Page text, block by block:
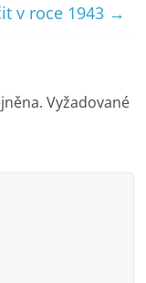
v roce 1943 →
Vyžadované